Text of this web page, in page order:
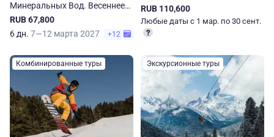
Минеральных Вод. Весеннее
путешествие
RUB 67,800
6 дн. 7—12 марта 2027 +12
RUB 110,600
Любые даты с 1 мар. по 30 сент.
Комбинированные туры Экскурсионные туры